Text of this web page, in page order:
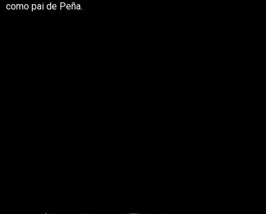
como pai de Peña.